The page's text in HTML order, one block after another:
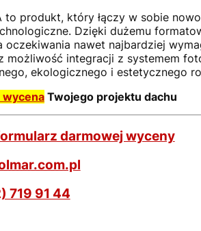
to produkt, który łączy w sobie
Dzięki dużemu
oczekiwania nawet najbardziej
możliwość integracji z systemem
ekologicznego i estetycznego
Twojego projektu dachu
darmowej wyceny
719 91 44